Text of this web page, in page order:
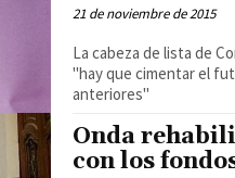
21 de noviembre de 2015
La cabeza de lista de
"hay que cimentar el
anteriores"
Onda
con los